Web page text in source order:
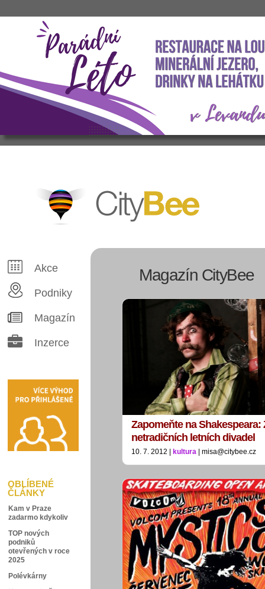
CityBee
Akce
Podniky
Magazín
Inzerce
OBLÍBENÉ
ČLÁNKY
Kam v Praze
zadarmo kdykoliv
TOP nových
podniků
otevřených v roce
2025
Polévkárny
Magazín CityBee
Zapomeňte na Shakespeara:
netradičních letních divadel
10. 7. 2012 | kultura | misa@citybee.cz